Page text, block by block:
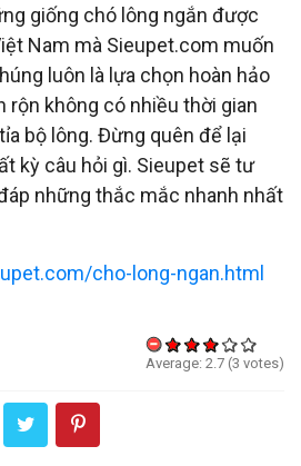
giống chó lông ngắn được
Nam mà Sieupet.com muốn
luôn là lựa chọn hoàn hảo
rộn không có nhiều thời gian
bộ lông. Đừng quên để lại
kỳ câu hỏi gì. Sieupet sẽ tư
những thắc mắc nhanh nhất
cho-long-ngan.html
Average: 2.7 (3 votes)